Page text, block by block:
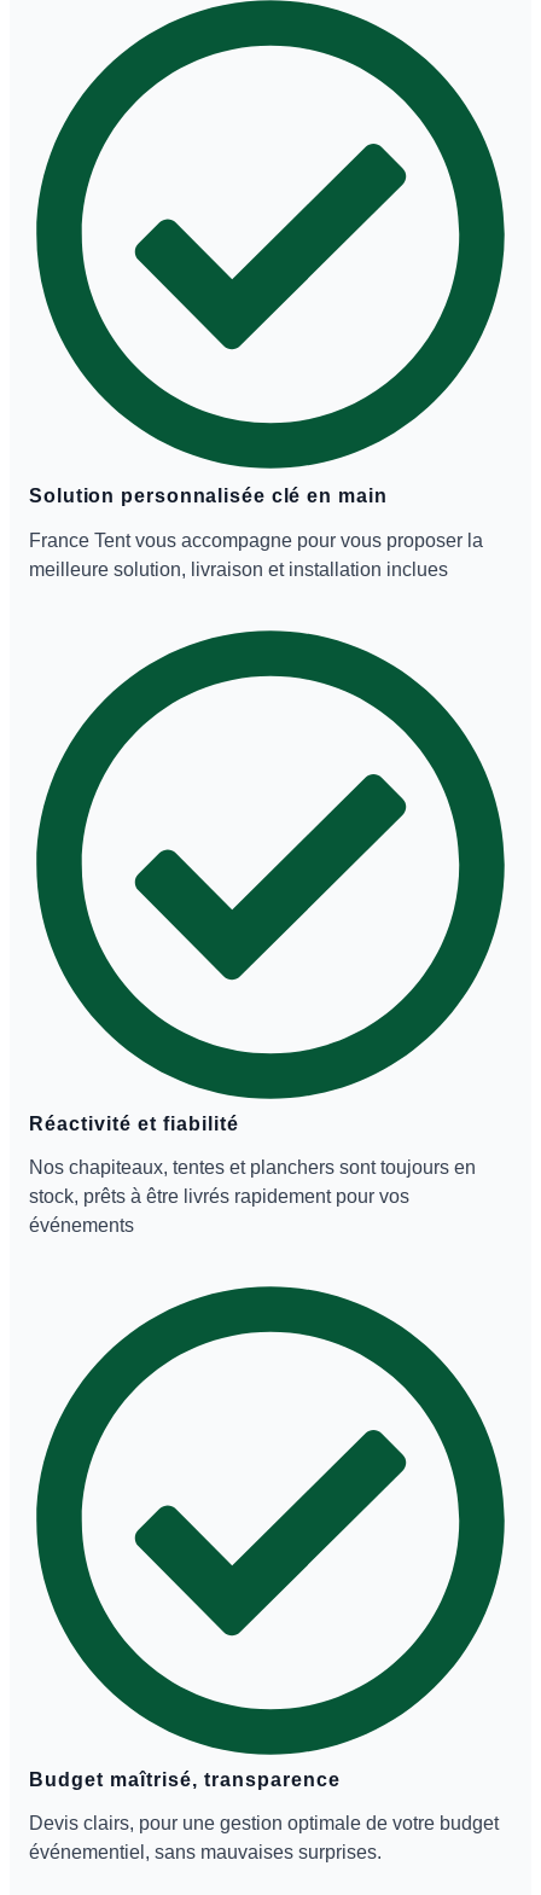
Solution personnalisée clé en main
France Tent vous accompagne pour vous proposer la
meilleure solution, livraison et installation inclues
Réactivité et fiabilité
Nos chapiteaux, tentes et planchers sont toujours en
stock, prêts à être livrés rapidement pour vos
événements
Budget maîtrisé, transparence
Devis clairs, pour une gestion optimale de votre budget
événementiel, sans mauvaises surprises.